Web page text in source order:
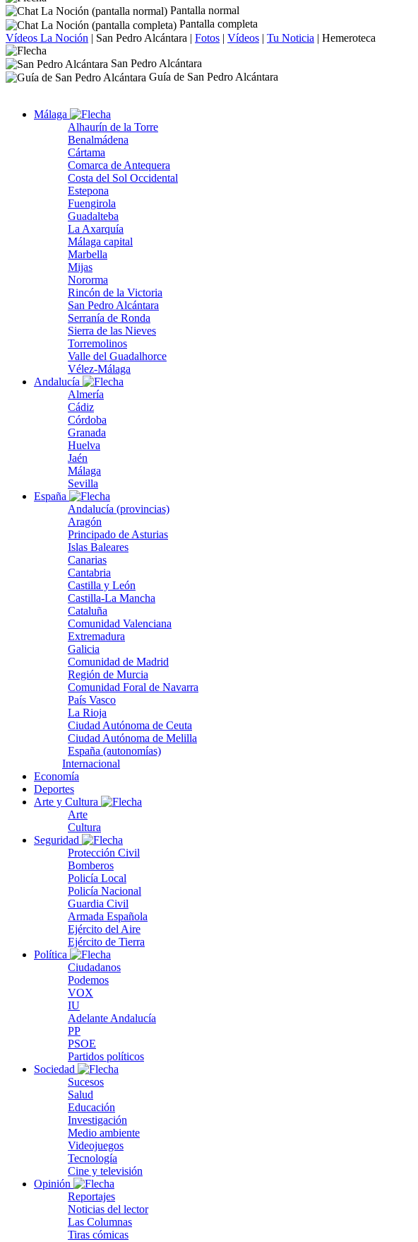
Pantalla normal
Pantalla completa
Vídeos La Noción | San Pedro Alcántara | Fotos | Vídeos | Tu Noticia | Hemeroteca
San Pedro Alcántara
Guía de San Pedro Alcántara
Málaga
Alhaurín de la Torre
Benalmádena
Cártama
Comarca de Antequera
Costa del Sol Occidental
Estepona
Fuengirola
Guadalteba
La Axarquía
Málaga capital
Marbella
Mijas
Nororma
Rincón de la Victoria
San Pedro Alcántara
Serranía de Ronda
Sierra de las Nieves
Torremolinos
Valle del Guadalhorce
Vélez-Málaga
Andalucía
Almería
Cádiz
Córdoba
Granada
Huelva
Jaén
Málaga
Sevilla
España
Andalucía (provincias)
Aragón
Principado de Asturias
Islas Baleares
Canarias
Cantabria
Castilla y León
Castilla-La Mancha
Cataluña
Comunidad Valenciana
Extremadura
Galicia
Comunidad de Madrid
Región de Murcia
Comunidad Foral de Navarra
País Vasco
La Rioja
Ciudad Autónoma de Ceuta
Ciudad Autónoma de Melilla
España (autonomías)
Internacional
Economía
Deportes
Arte y Cultura
Arte
Cultura
Seguridad
Protección Civil
Bomberos
Policía Local
Policía Nacional
Guardia Civil
Armada Española
Ejército del Aire
Ejército de Tierra
Política
Ciudadanos
Podemos
VOX
IU
Adelante Andalucía
PP
PSOE
Partidos políticos
Sociedad
Sucesos
Salud
Educación
Investigación
Medio ambiente
Videojuegos
Tecnología
Cine y televisión
Opinión
Reportajes
Noticias del lector
Las Columnas
Tiras cómicas